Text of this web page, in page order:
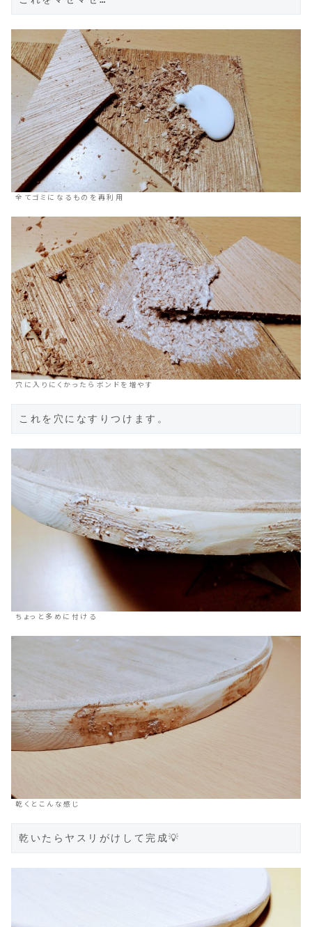
全てゴミになるものを再利用
穴に入りにくかったらボンドを増やす
これを穴になすりつけます。
ちょっと多めに付ける
乾くとこんな感じ
乾いたらヤスリがけして完成💡